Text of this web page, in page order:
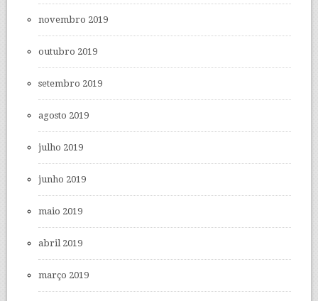
novembro 2019
outubro 2019
setembro 2019
agosto 2019
julho 2019
junho 2019
maio 2019
abril 2019
março 2019